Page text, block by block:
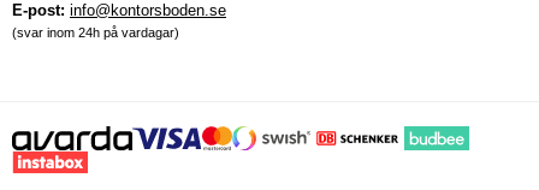
E-post: info@kontorsboden.se
(svar inom 24h på vardagar)